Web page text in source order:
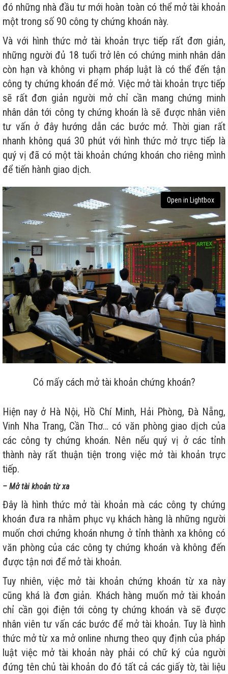
đó những nhà đầu tư mới hoàn toàn có thể mở tài khoản
một trong số 90 công ty chứng khoán này.
Và với hình thức mở tài khoản trực tiếp rất đơn giản,
những người đủ 18 tuổi trở lên có chứng minh nhân dân
còn hạn và không vi phạm pháp luật là có thể đến tận
công ty chứng khoán để mở. Việc mở tài khoản trực tiếp
sẽ rất đơn giản người mở chỉ cần mang chứng minh
nhân dân tới công ty chứng khoán là sẽ được nhân viên
tư vấn ở đây hướng dẫn các bước mở. Thời gian rất
nhanh không quá 30 phút với hình thức mở trực tiếp là
quý vị đã có một tài khoản chứng khoán cho riêng mình
để tiến hành giao dịch.
Open in Lightbox
Có mấy cách mở tài khoản chứng khoán?
Hiện nay ở Hà Nội, Hồ Chí Minh, Hải Phòng, Đà Nẵng,
Vinh Nha Trang, Cần Thơ… có văn phòng giao dịch của
các công ty chứng khoán. Nên nếu quý vị ở các tỉnh
thành này rất thuận tiện trong việc mở tài khoản trực
tiếp.
– Mở tài khoản từ xa
Đây là hình thức mở tài khoản mà các công ty chứng
khoán đưa ra nhằm phục vụ khách hàng là những người
muốn chơi chứng khoán nhưng ở tỉnh thành xa không có
văn phòng của các công ty chứng khoán và không đến
được tận nơi để mở tài khoản.
Tuy nhiên, việc mở tài khoản chứng khoán từ xa này
cũng khá là đơn giản. Khách hàng muốn mở tài khoản
chỉ cần gọi điện tới công ty chứng khoán và sẽ được
nhân viên tư vấn các bước để mở tài khoản. Tuy là hình
thức mở từ xa mở online nhưng theo quy định của pháp
luật việc mở tài khoản này phải có chữ ký của người
đứng tên chủ tài khoản do đó tất cả các giấy tờ, tài liệu